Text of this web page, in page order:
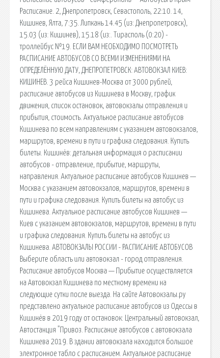
Расписание. 2, Днепропетровск, Севастополь, 22:10. 14,
Кишинев, Ялта, 7:35. Липкань 14.45 (из: Днепропетровск),
15.03 (из: Кишинев), 15.18 (из:. Тирасполь (0:20) -
троллейбус №19. ЕСЛИ ВАМ НЕОБХОДИМО ПОСМОТРЕТЬ
РАСПИСАНИЕ АВТОБУСОВ СО ВСЕМИ ИЗМЕНЕНИЯМИ НА
ОПРЕДЕЛЁННУЮ ДАТУ, ДНЕПРОПЕТРОВСК: АВТОВОКЗАЛ КИЕВ:
КИШИНЕВ. 3 рейса Кишинев-Москва от 3000 рублей,
расписание автобусов из Кишинева в Москву, график
движения, список остановок, автовокзалы отправления и
прибытия, стоимость. Актуальное расписание автобусов
Кишинева по всем направлениям с указанием автовокзалов,
маршрутов, времени в пути и графика следования. Купить
билеты. Кишинёв: детальная информация о расписании
автобусов - отправление, прибытие, маршруты,
направления. Актуальное расписание автобусов Кишинев —
Москва с указанием автовокзалов, маршрутов, времени в
пути и графика следования. Купить билеты на автобус из
Кишинева. Актуальное расписание автобусов Кишинев —
Киев с указанием автовокзалов, маршрутов, времени в пути
и графика следования. Купить билеты на автобус из
Кишинева. АВТОВОКЗАЛЫ РОССИИ - РАСПИСАНИЕ АВТОБУСОВ
Выберите область или автовокзал - город отправления.
Расписание автобусов Москва — Прибытие осуществляется
на Автовокзал Кишинева по местному времени на
следующие сутки после выезда. На сайте Автовокзалы.ру
представлено актуальное расписание автобусов из Одессы в
Кишинёв в 2019 году от остановок: Центральный автовокзал,
Автостанция "Привоз. Расписание автобусов с автовокзала
Кишинева 2019. В здании автовокзала находится большое
электронное табло с расписанием. Актуальное расписание